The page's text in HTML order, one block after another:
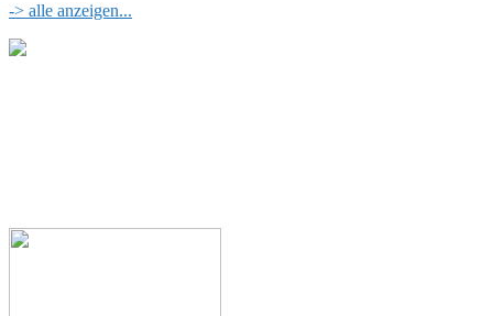
-> alle anzeigen...